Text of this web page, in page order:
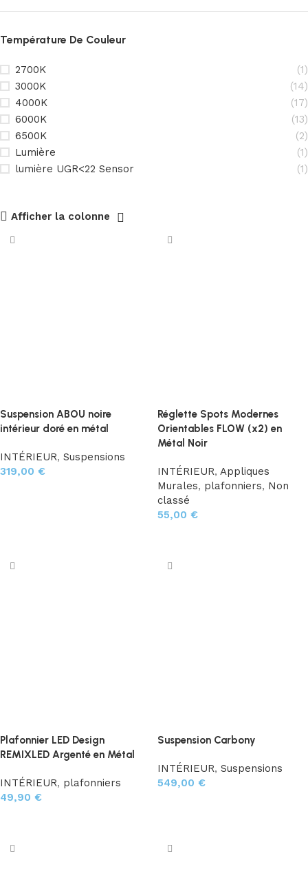
Température De Couleur
2700K
(1)
3000K
(14)
4000K
(17)
6000K
(13)
6500K
(2)
Lumière
(1)
lumière UGR<22 Sensor
(1)
PANNEAU ACOUSTIQUE VITRÉ OR
Afficher la colonne
Suspension ABOU noire
intérieur doré en métal
INTÉRIEUR, Suspensions
319,00 €
Réglette Spots Modernes
Orientables FLOW (x2) en
Métal Noir
INTÉRIEUR, Appliques
Murales, plafonniers, Non
classé
55,00 €
Plafonnier LED Design
REMIXLED Argenté en Métal
INTÉRIEUR, plafonniers
49,90 €
Suspension Carbony
INTÉRIEUR, Suspensions
549,00 €